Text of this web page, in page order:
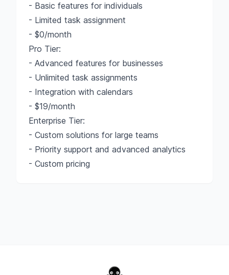
- Basic features for individuals
- Limited task assignment
- $0/month
Pro Tier:
- Advanced features for businesses
- Unlimited task assignments
- Integration with calendars
- $19/month
Enterprise Tier:
- Custom solutions for large teams
- Priority support and advanced analytics
- Custom pricing